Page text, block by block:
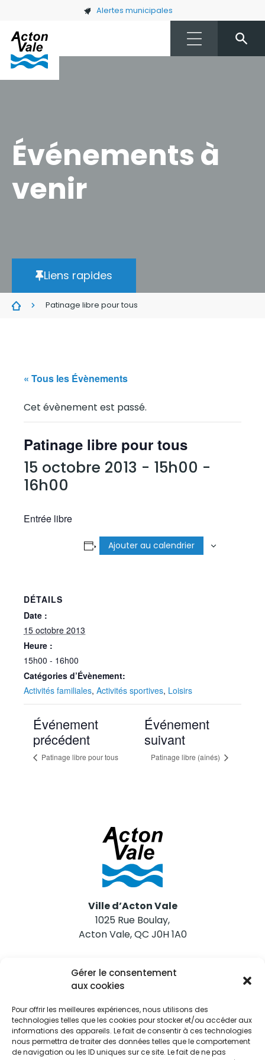
Gérer le consentement
aux cookies
Pour offrir les meilleures expériences, nous utilisons des
technologies telles que les cookies pour stocker et/ou accéder aux
informations des appareils. Le fait de consentir à ces technologies
nous permettra de traiter des données telles que le comportement
de navigation ou les ID uniques sur ce site. Le fait de ne pas
Skip to main content Alertes municipales
Événements à
venir
Liens rapides
Patinage libre pour tous
« Tous les Évènements
Cet évènement est passé.
Patinage libre pour tous
15 octobre 2013 - 15h00 -
16h00
Entrée libre
Ajouter au calendrier
DÉTAILS
Date :
15 octobre 2013
Heure :
15h00 - 16h00
Catégories d’Évènement:
Activités familiales, Activités sportives, Loisirs
Événement
précédent
Patinage libre pour tous
Événement
suivant
Patinage libre (aînés)
Ville d’Acton Vale
1025 Rue Boulay,
Acton Vale, QC J0H 1A0
Nous joindre
Tél. 450 546-2703